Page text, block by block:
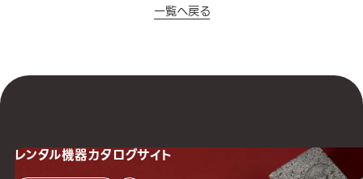
一覧へ戻る
レンタル機器カタログサイト